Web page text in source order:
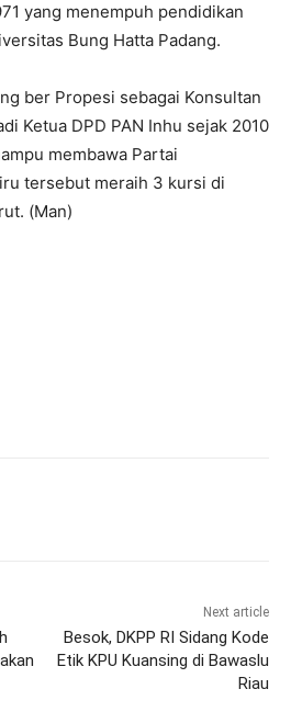
yang menempuh pendidikan
Bung Hatta Padang.
ber Propesi sebagai Konsultan
Ketua DPD PAN Inhu sejak 2010
membawa Partai
tersebut meraih 3 kursi di
(Man)
Next article
Besok, DKPP RI Sidang Kode
Etik KPU Kuansing di Bawaslu
Riau